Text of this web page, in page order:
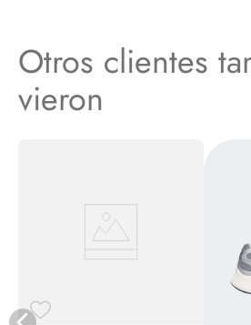
Otros clientes
vieron